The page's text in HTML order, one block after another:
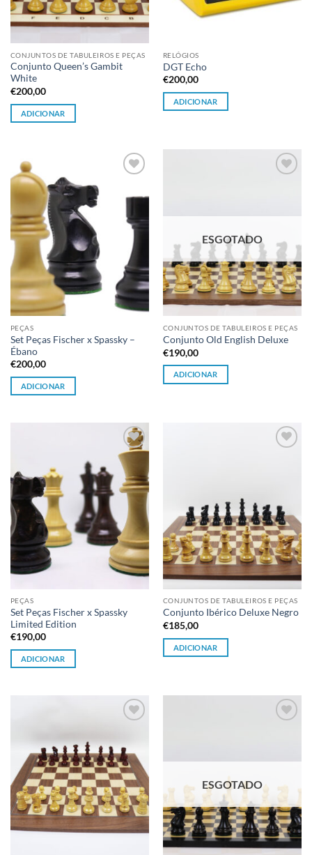
CONJUNTOS DE TABULEIROS E PEÇAS
Conjunto Queen’s Gambit
White
€200,00
ADICIONAR
RELÓGIOS
DGT Echo
€200,00
ADICIONAR
à lista de
PEÇAS
Set Peças Fischer x Spassky –
Ébano
€200,00
ADICIONAR
ESGOTADO
CONJUNTOS DE TABULEIROS E PEÇAS
Conjunto Old English Deluxe
€190,00
ADICIONAR
Adicionar
à lista de
desejos
PEÇAS
Set Peças Fischer x Spassky
Limited Edition
€190,00
ADICIONAR
CONJUNTOS DE TABULEIROS E PEÇAS
Conjunto Ibérico Deluxe Negro
€185,00
ADICIONAR
desejos
ESGOTADO